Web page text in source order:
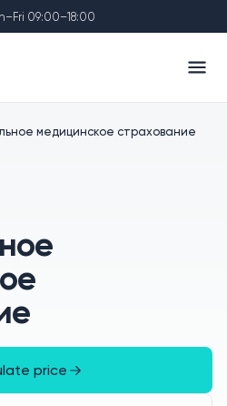
09:00–18:00
медицинское страхование
price